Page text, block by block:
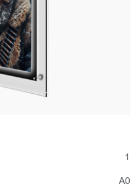
1
А0